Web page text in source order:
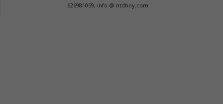
626981059, info @ ntdhoy.com